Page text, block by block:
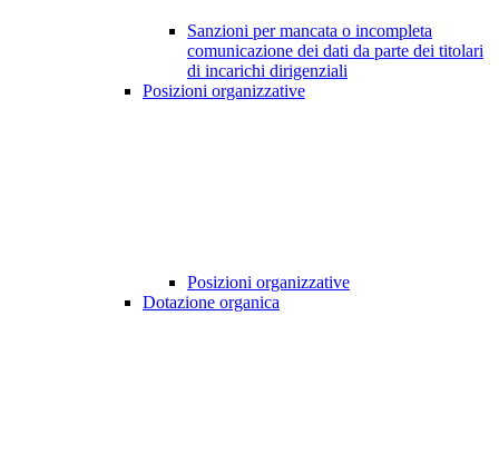
Sanzioni per mancata o incompleta
comunicazione dei dati da parte dei titolari
di incarichi dirigenziali
Posizioni organizzative
Posizioni organizzative
Dotazione organica